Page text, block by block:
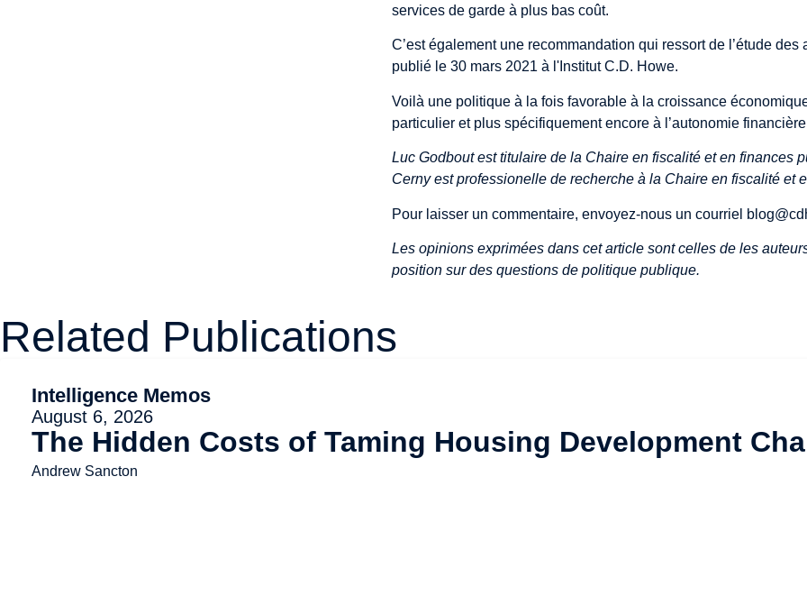
services de garde à plus bas coût.
C’est également une recommandation qui ressortde l’étude des
publié le 30 mars 2021 à l'Institut C.D. Howe.
Voilà une politique à la fois favorable à la croissance
particulier et plus spécifiquement encore à l’autonomie
Luc Godbout est titulaire de la Chaire en fiscalité et en finances
Cerny est professionelle de recherche à la Chaire en fiscalité et
Pour laisser un commentaire, envoyez-nous un courriel
Les opinions exprimées dans cet article sont celles de les
position sur des questions de politique publique.
Related Publications
Intelligence Memos
August 6, 2026
The Hidden Costs of Taming Housing Development
Andrew Sancton